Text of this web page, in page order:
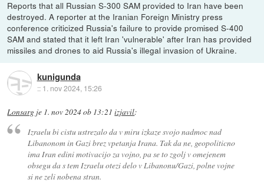
Reports that all Russian S-300 SAM provided to Iran have been
destroyed. A reporter at the Iranian Foreign Ministry press
conference criticized Russia's failure to provide promised S-400
SAM and stated that it left Iran 'vulnerable' after Iran has provided
missiles and drones to aid Russia's illegal invasion of Ukraine.
kunigunda
:: 1. nov 2024, 15:26
Lonsarg je 1. nov 2024 ob 13:21 izjavil:
Izraelu bi cistu ustrezalo da v miru izkaze svojo nadmoc nad
Libanonom in Gazi brez vpetanja Irana. Tak da ne, geopoliticno
ima Iran edini motivacijo za vojno, pa se to zgolj v omejenem
obsegu da s tem Izraelu otezi delo v Libanonu/Gazi, polne vojne
si ne zeli nobena stran.